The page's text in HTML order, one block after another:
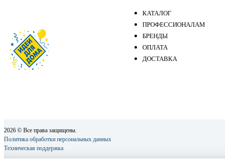
КАТАЛОГ
ПРОФЕССИОНАЛАМ
БРЕНДЫ
ОПЛАТА
ДОСТАВКА
2026 © Все права защищены.
Политика обработки персональных данных
Техническая поддержка